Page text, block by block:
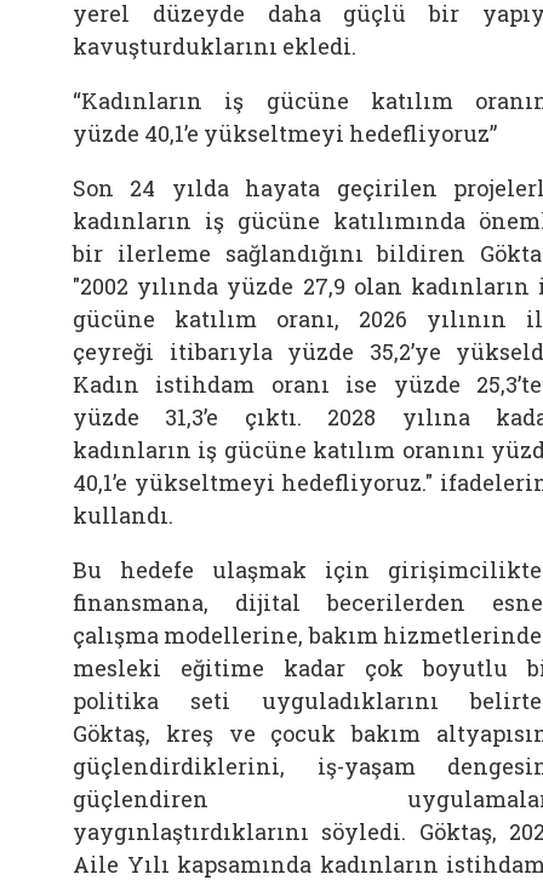
yerel düzeyde daha güçlü bir
kavuşturduklarını ekledi.
“Kadınların iş gücüne katılım
yüzde 40,1’e yükseltmeyi hedefliyoruz”
Son 24 yılda hayata geçirilen
kadınların iş gücüne katılımında
bir ilerleme sağlandığını bildiren
"2002 yılında yüzde 27,9 olan kadınların
gücüne katılım oranı, 2026 yılının
çeyreği itibarıyla yüzde 35,2’ye
Kadın istihdam oranı ise yüzde
yüzde 31,3’e çıktı. 2028 yılına
kadınların iş gücüne katılım oranını
40,1’e yükseltmeyi hedefliyoruz."
kullandı.
Bu hedefe ulaşmak için
finansmana, dijital becerilerden
çalışma modellerine, bakım
mesleki eğitime kadar çok boyutlu
politika seti uyguladıklarını
Göktaş, kreş ve çocuk bakım
güçlendirdiklerini, iş-yaşam
güçlendiren
yaygınlaştırdıklarını söyledi. Göktaş,
Aile Yılı kapsamında kadınların